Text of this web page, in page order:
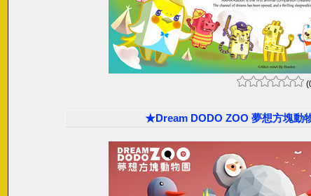
★Dream DODO ZOO 夢想方塊動